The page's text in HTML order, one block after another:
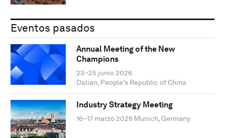
Eventos pasados
Annual Meeting of the New
Champions
23–25 junio 2026
Dalian, People’s Republic of China
Industry Strategy Meeting
16–17 marzo 2026 Munich, Germany